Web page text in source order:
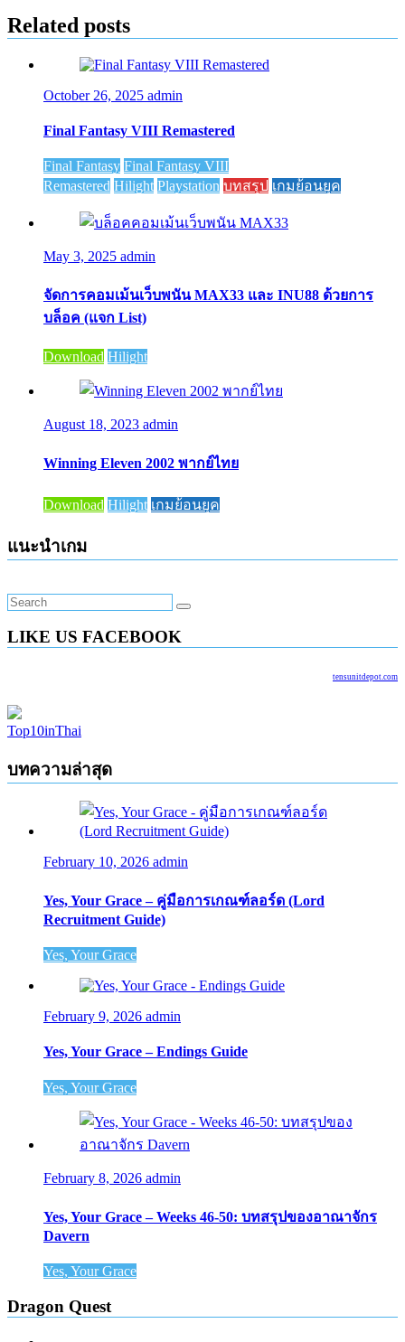
Related posts
October 26, 2025 admin
Final Fantasy VIII Remastered
Final Fantasy Final Fantasy VIII
Remastered Hilight Playstation บทสรุป เกมย้อนยุค
May 3, 2025 admin
จัดการคอมเม้นเว็บพนัน MAX33 และ INU88 ด้วยการ
บล็อค (แจก List)
Download Hilight
August 18, 2023 admin
Winning Eleven 2002 พากย์ไทย
Download Hilight เกมย้อนยุค
แนะนำเกม
LIKE US FACEBOOK
tensunitdepot.com
Top10inThai
บทความล่าสุด
February 10, 2026 admin
Yes, Your Grace – คู่มือการเกณฑ์ลอร์ด (Lord
Recruitment Guide)
Yes, Your Grace
February 9, 2026 admin
Yes, Your Grace – Endings Guide
Yes, Your Grace
February 8, 2026 admin
Yes, Your Grace – Weeks 46-50: บทสรุปของอาณาจักร
Davern
Yes, Your Grace
Dragon Quest